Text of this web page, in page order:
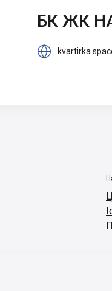
БК ЖК
